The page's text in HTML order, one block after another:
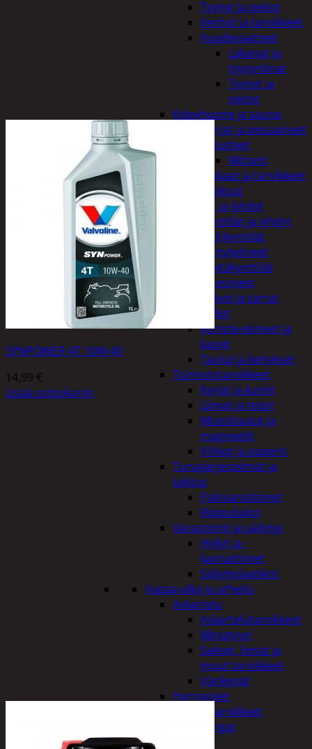
Tyynyt ja peitot
Verhot ja tarvikkeet
Vuodevaatteet
Lakanat ja
tyynynlinat
Tyynyt ja
peitot
Kylpyhuone ja sauna
Harjat ja pesuaineet
Kalusteet
Mittarit
Kiukaat ja tarvikkeet
Tuoksut
Kynttilät ja lyhdyt
Kynttilät ja lyhdyt
Led-kynttilät
Lyhtytelineet
Pöytäkynttilät
Sisustusesineet
Kalvot ja tarrat
Kellot
Koriste-esineet ja
kasvit
Taulut ja kehykset
Toimistotarvikkeet
Kynät ja kumit
Liimat ja teipit
Muistitaulut ja
magneetit
Vihkot ja paperit
Turvajärjestelmät ja
lukitus
Palovaroittimet
Riippulukot
Varastointi ja säilytys
Hyllyt ja -
kannattimet
Säilytyslaatikot
Vapaa-aika ja urheilu
Askartelu
Askartelutarvikkeet
Miniatyyri
Sakset, liimat ja
muut tarvikkeet
Värikynät
Harrasteet
Käsityötarvikkeet
Langat
SYNPOWER 4T 10W-40
14,99 €
Lisää ostoskoriin